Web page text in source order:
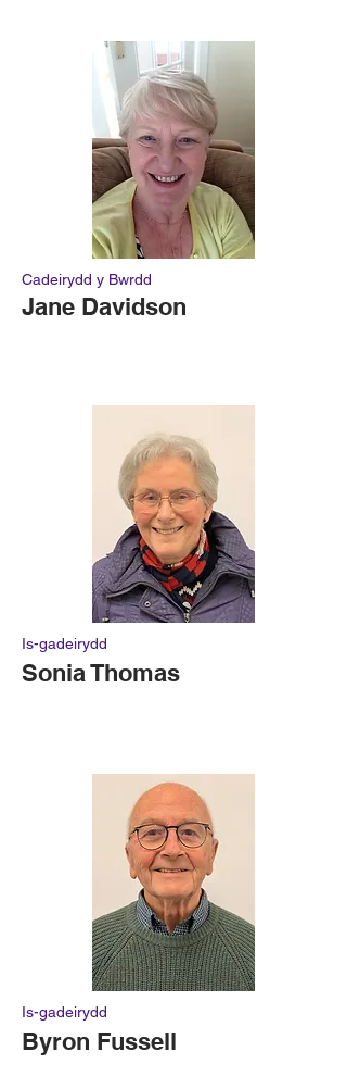
Cadeirydd y Bwrdd
Jane Davidson
Is-gadeirydd
Sonia Thomas
Is-gadeirydd
Byron Fussell